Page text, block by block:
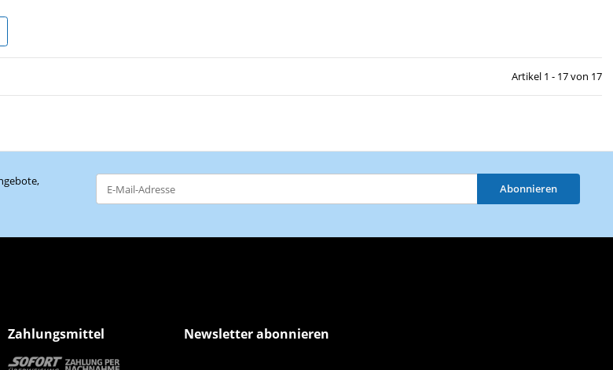
Artikel 1 - 17 von 17
Abonnieren
Zahlungsmittel Newsletter abonnieren